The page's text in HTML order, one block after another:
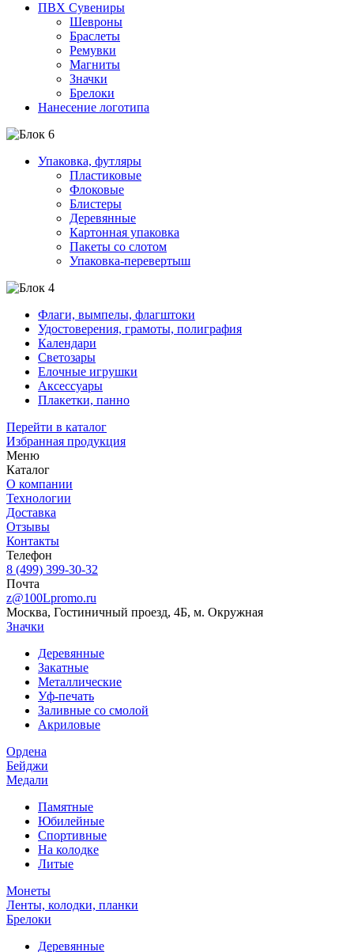
ПВХ Сувениры
Шевроны
Браслеты
Ремувки
Магниты
Значки
Брелоки
Нанесение логотипа
Упаковка, футляры
Пластиковые
Флоковые
Блистеры
Деревянные
Картонная упаковка
Пакеты со слотом
Упаковка-перевертыш
Флаги, вымпелы, флагштоки
Удостоверения, грамоты, полиграфия
Календари
Светозары
Елочные игрушки
Аксессуары
Плакетки, панно
Перейти в каталог
Избранная продукция
Меню
Каталог
О компании
Технологии
Доставка
Отзывы
Контакты
Телефон
8 (499) 399-30-32
Почта
z@100Lpromo.ru
Москва, Гостиничный проезд, 4Б, м. Окружная
Значки
Деревянные
Закатные
Металлические
Уф-печать
Заливные со смолой
Акриловые
Ордена
Бейджи
Медали
Памятные
Юбилейные
Спортивные
На колодке
Литые
Монеты
Ленты, колодки, планки
Брелоки
Деревянные